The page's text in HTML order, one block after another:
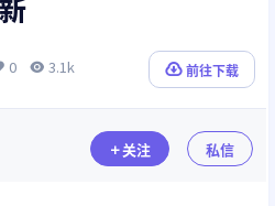
0 3.1k 前往下载
关注 私信